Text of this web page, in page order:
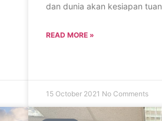
dan dunia akan kesiapan tuan
READ MORE »
15 October 2021 No Comments